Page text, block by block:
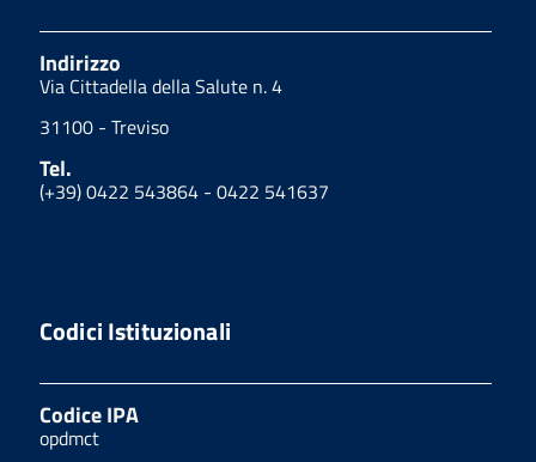
Indirizzo
Via Cittadella della Salute n. 4
31100 - Treviso
Tel.
(+39) 0422 543864 - 0422 541637
Codici Istituzionali
Codice IPA
opdmct